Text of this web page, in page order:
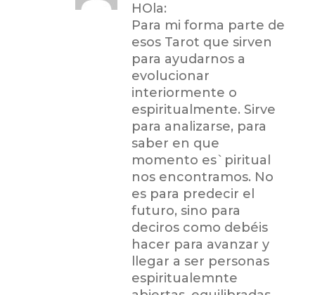
HOla:
Para mi forma parte de
esos Tarot que sirven
para ayudarnos a
evolucionar
interiormente o
espiritualmente. Sirve
para analizarse, para
saber en que
momento es`piritual
nos encontramos. No
es para predecir el
futuro, sino para
deciros como debéis
hacer para avanzar y
llegar a ser personas
espiritualemnte